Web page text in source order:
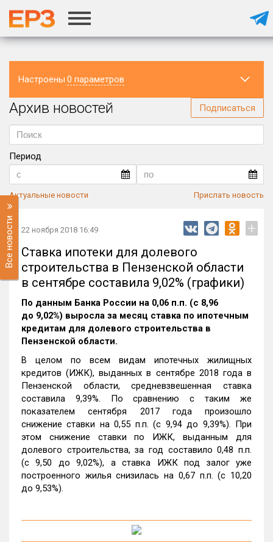
Настроены 0 параметров
Регион
Архив новостей Подписаться
Период
Актуальные новости Прислать новость
Все новости 22 ноября 2018 16:49 +
Ставка ипотеки для долевого
строительства в Пензенской области
в сентябре составила 9,02% (графики)
По данным Банка России на 0,06 п.п. (с 8,96
до 9,02%) выросла за месяц ставка по ипотечным
кредитам для долевого строительства в
Пензенской области.
В целом по всем видам ипотечных жилищных
кредитов (ИЖК), выданных в сентябре 2018 года в
Пензенской области, средневзвешенная ставка
составила 9,39%. По сравнению с таким же
показателем сентября 2017 года произошло
снижение ставки на 0,55 п.п. (с 9,94 до 9,39%). При
этом снижение ставки по ИЖК, выданным для
долевого строительства, за год составило 0,48 п.п.
(с 9,50 до 9,02%), а ставка ИЖК под залог уже
построенного жилья снизилась на 0,67 п.п. (с 10,20
до 9,53%).